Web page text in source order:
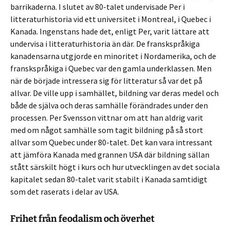
barrikaderna. I slutet av 80-talet undervisade Per i
litteraturhistoria vid ett universitet i Montreal, i Quebec i
Kanada. Ingenstans hade det, enligt Per, varit lättare att
undervisa i litteraturhistoria än där. De franskspråkiga
kanadensarna utgjorde en minoritet i Nordamerika, och de
franskspråkiga i Quebec var den gamla underklassen. Men
när de började intressera sig för litteratur så var det på
allvar. De ville upp i samhället, bildning var deras medel och
både de själva och deras samhälle förändrades under den
processen. Per Svensson vittnar om att han aldrig varit
med om något samhälle som tagit bildning på så stort
allvar som Quebec under 80-talet. Det kan vara intressant
att jämföra Kanada med grannen USA där bildning sällan
stått särskilt högt i kurs och hur utvecklingen av det sociala
kapitalet sedan 80-talet varit stabilt i Kanada samtidigt
som det raserats i delar av USA.
Frihet från feodalism och överhet